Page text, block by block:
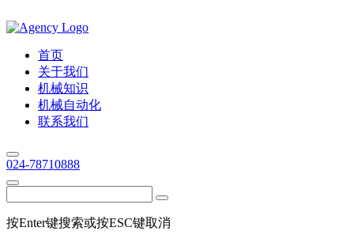
首页
关于我们
机械知识
机械自动化
联系我们
024-78710888
按Enter键搜索或按ESC键取消